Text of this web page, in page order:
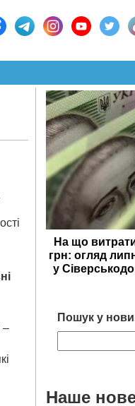
–
На що
грн: огляд
у
Пошук у
Наше